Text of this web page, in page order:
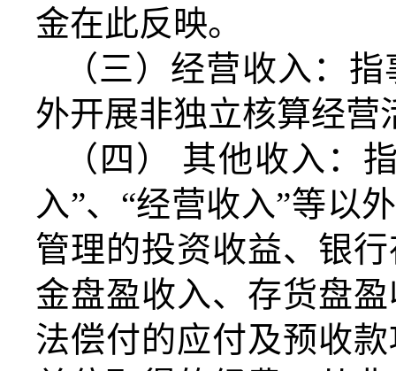
金在此反映。
（三）经营收入：
外开展非独立核算经营
（四）
其他收入：
入”、“经营收入”等以
管理的投资收益、银
金盘盈收入、存货盘
法偿付的应付及预收